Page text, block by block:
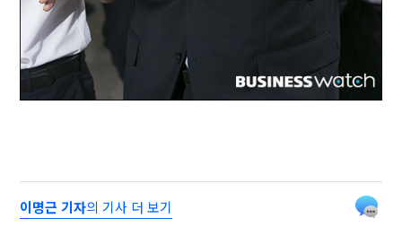
이명근 기자의 기사 더 보기